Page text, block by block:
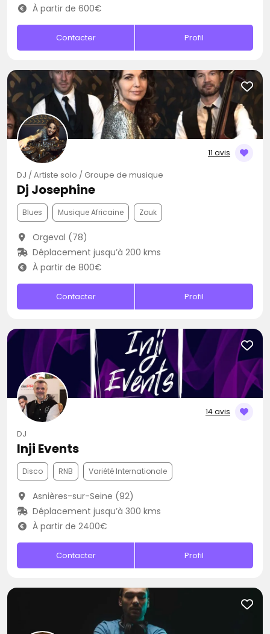
À partir de 600€
Contacter Profil
11 avis
DJ / Artiste solo / Groupe de musique
Dj Josephine
Blues Musique Africaine Zouk
Orgeval (78)
Déplacement jusqu’à 200 kms
À partir de 800€
Contacter Profil
14 avis
DJ
Inji Events
Disco RNB Variété Internationale
Asnières-sur-Seine (92)
Déplacement jusqu’à 300 kms
À partir de 2400€
Contacter Profil